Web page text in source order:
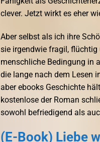
clever. Jetzt wirkt es eher
Aber selbst als ich ihre
sie irgendwie fragil, flüchtig
menschliche Bedingung in
die lange nach dem Lesen
aber ebooks Geschichte
kostenlose der Roman
sowohl befriedigend als
(E-Book) Liebe